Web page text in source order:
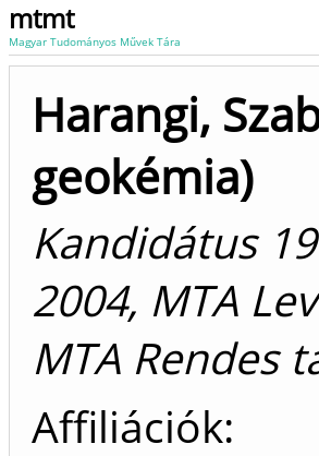
mtmt
Magyar Tudományos Művek Tára
Harangi,
geokémia)
Kandidátus
2004, MTA
MTA Rendes
Affiliációk